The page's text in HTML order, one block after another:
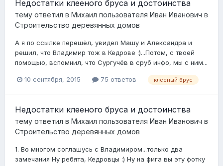
Недостатки клееного бруса и достоинства
тему ответил в Михаил пользователя Иван Иванович в
Строительство деревянных домов
А я по ссылке перешёл, увидел Машу и Александра и
решил, что Владимир тож в Кедрове :)...Потом, с твоей
помощью, вспомнил, что Сургучёв в сруб инфо, мы с ним...
10 сентября, 2015 75 ответов клееный брус
Недостатки клееного бруса и достоинства
тему ответил в Михаил пользователя Иван Иванович в
Строительство деревянных домов
1. Во многом соглашусь с Владимиром...только два
замечания Ну ребята, Кедровцы :) Ну на фига вы эту фотку